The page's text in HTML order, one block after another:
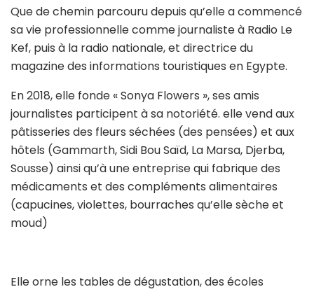
Que de chemin parcouru depuis qu’elle a commencé
sa vie professionnelle comme journaliste à Radio Le
Kef, puis à la radio nationale, et directrice du
magazine des informations touristiques en Egypte.
En 2018, elle fonde « Sonya Flowers », ses amis
journalistes participent à sa notoriété. elle vend aux
pâtisseries des fleurs séchées (des pensées) et aux
hôtels (Gammarth, Sidi Bou Saïd, La Marsa, Djerba,
Sousse) ainsi qu’à une entreprise qui fabrique des
médicaments et des compléments alimentaires
(capucines, violettes, bourraches qu’elle sèche et
moud)
Elle orne les tables de dégustation, des écoles